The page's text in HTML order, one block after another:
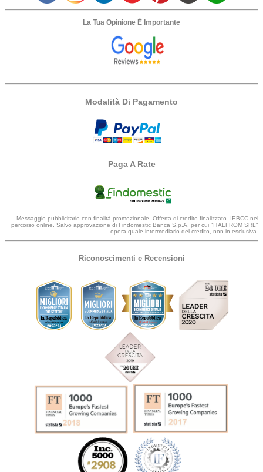
La Tua Opinione È Importante
Modalità Di Pagamento
Paga A Rate
Messaggio pubblicitario con finalità promozionale. Offerta di credito finalizzato. IEBCC nel
percorso online. Salvo approvazione di Findomestic Banca S.p.A. per cui "ITALFROM SRL"
opera quale intermediario del credito, non in esclusiva.
Riconoscimenti e Recensioni